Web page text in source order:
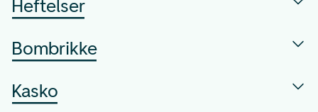
Heftelser
Bombrikke
Kasko